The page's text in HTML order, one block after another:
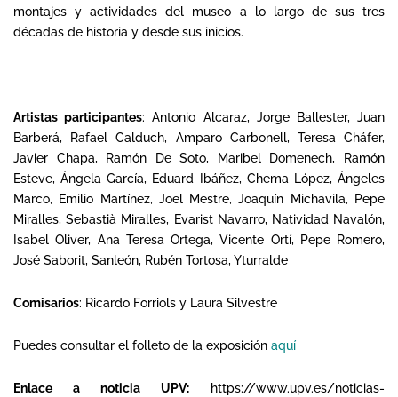
montajes y actividades del museo a lo largo de sus tres
décadas de historia y desde sus inicios.
Artistas participantes:Antonio Alcaraz, Jorge Ballester, Juan
Barberá, Rafael Calduch, Amparo Carbonell, Teresa Cháfer,
Javier Chapa, Ramón De Soto, Maribel Domenech, Ramón
Esteve, Ángela García, Eduard Ibáñez, Chema López, Ángeles
Marco, Emilio Martínez, Joël Mestre, Joaquín Michavila, Pepe
Miralles, Sebastià Miralles, Evarist Navarro, Natividad Navalón,
Isabel Oliver, Ana Teresa Ortega, Vicente Ortí, Pepe Romero,
José Saborit, Sanleón, Rubén Tortosa, Yturralde
Comisarios: Ricardo Forriols y Laura Silvestre
Puedes consultar el folleto de la exposición aquí
Enlace a noticia UPV:
https://www.upv.es/noticias-